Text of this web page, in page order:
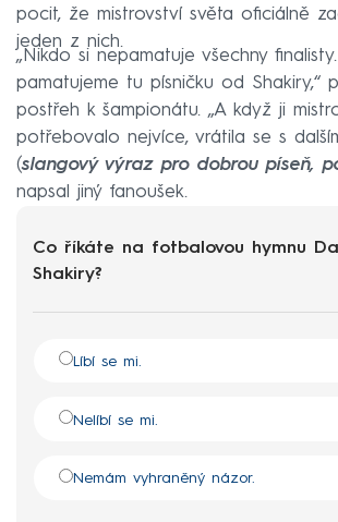
pocit, že mistrovství světa oficiálně
jeden z nich.
„Nikdo si nepamatuje všechny
pamatujeme tu písničku od Shakiry,“
postřeh k šampionátu. „A když ji
potřebovalo nejvíce, vrátila se s
(slangový výraz pro dobrou píseň,
napsal jiný fanoušek.
Co říkáte na fotbalovou hymnu
Shakiry?
Líbí se mi.
Nelíbí se mi.
Nemám vyhraněný názor.